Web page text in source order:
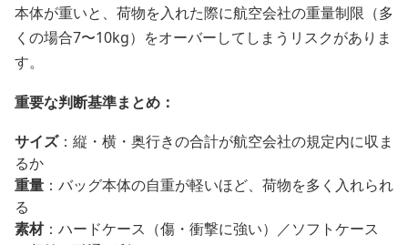
本体が重いと、荷物を入れた際に航空会社の重量制限（多
くの場合7〜10kg）をオーバーしてしまうリスクがありま
す。
重要な判断基準まとめ：
サイズ：縦・横・奥行きの合計が航空会社の規定内に収ま
るか
重量 ：バッグ本体の自重が軽いほど、荷物を多く入れられ
る
素材：ハードケース（傷・衝撃に強い）／ソフトケース